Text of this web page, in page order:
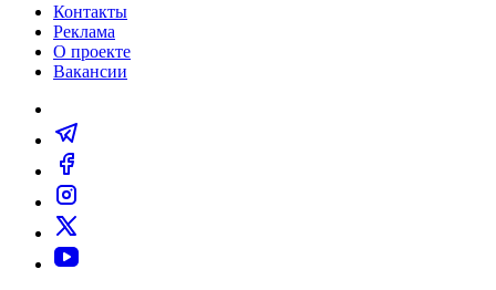
Контакты
Реклама
О проекте
Вакансии